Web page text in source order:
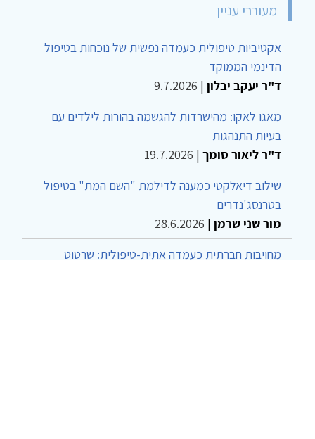
מעוררי עניין
אקטיביות טיפולית כעמדה נפשית של נוכחות בטיפול
הדינמי הממוקד
ד"ר יעקב יבלון |
9.7.2026
מאגו לאקו: מהישרדות להגשמה בהורות לילדים עם
בעיות התנהגות
ד"ר ליאור סומך |
19.7.2026
שילוב דיאלקטי כמענה לדילמת "השם המת" בטיפול
בטרנסג'נדרים
מור שני שרמן |
28.6.2026
מחויבות חברתית כעמדה אתית-טיפולית: שרטוט